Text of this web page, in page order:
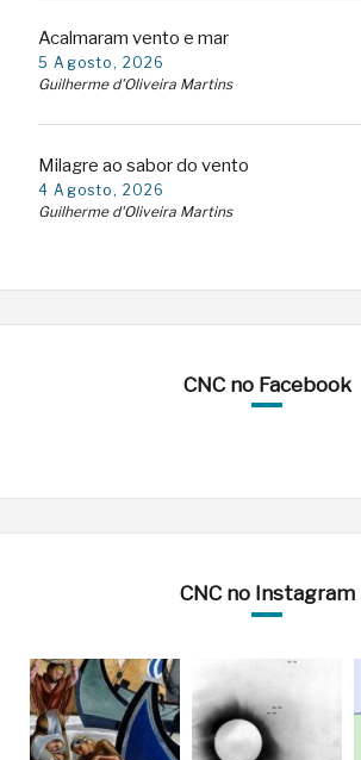
Acalmaram vento e mar
5 Agosto, 2026
Guilherme d'Oliveira Martins
Milagre ao sabor do vento
4 Agosto, 2026
Guilherme d'Oliveira Martins
CNC no Facebook
CNC no Instagram